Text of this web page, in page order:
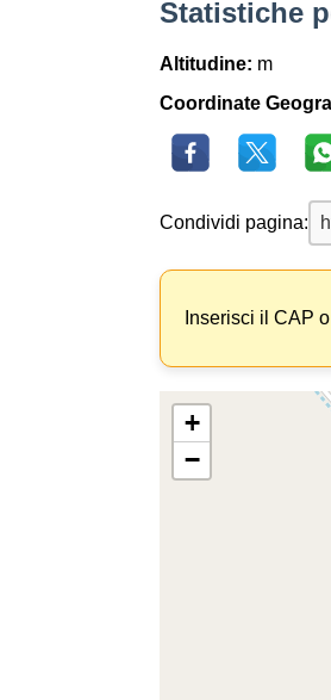
Statistiche
Altitudine: m
Coordinate
Condividi pagina:
Inserisci il CAP
+
−